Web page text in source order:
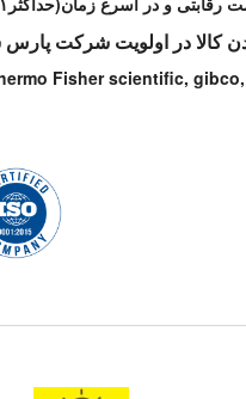
کالا در اولویت شرکت پارس
Fisher scientific,